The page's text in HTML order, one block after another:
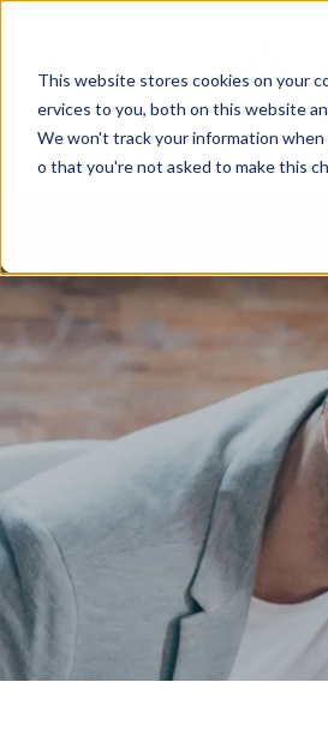
This website stores cookies on your
ervices to you, both on this website
We won't track your information
o that you're not asked to make this